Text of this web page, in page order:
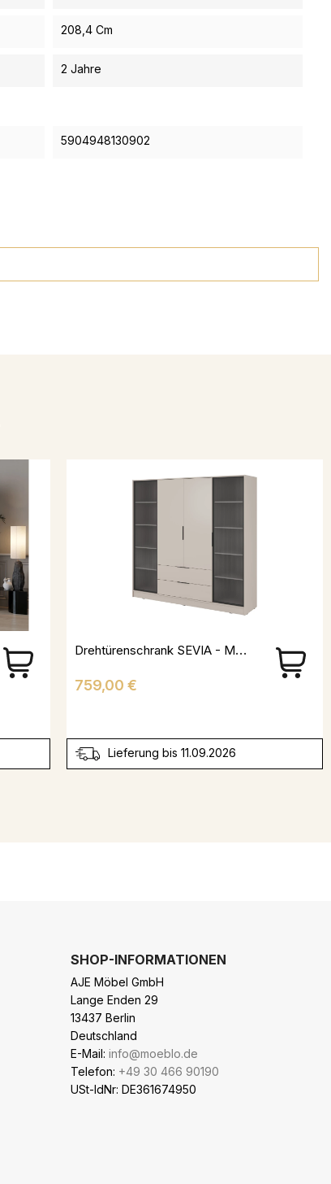
208,4 Cm
2 Jahre
5904948130902
Drehtürenschrank SEVIA - Mit Vitrine In Der Mitte
Preis
759,00 €
Lieferung bis 11.09.2026
SHOP-INFORMATIONEN
AJE Möbel GmbH
Lange Enden 29
13437 Berlin
Deutschland
E-Mail: info@moeblo.de
Telefon: +49 30 466 90190
USt-IdNr: DE361674950